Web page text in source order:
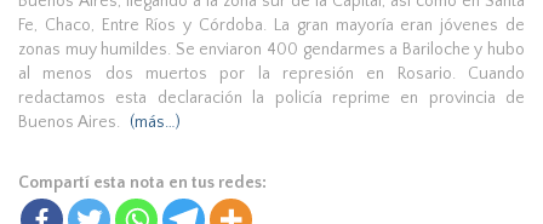
Fe, Chaco, Entre Ríos y Córdoba. La gran mayoría eran jóvenes de
zonas muy humildes. Se enviaron 400 gendarmes a Bariloche y hubo
al menos dos muertos por la represión en Rosario. Cuando
redactamos esta declaración la policía reprime en provincia de
Buenos Aires.
(más…)
Compartí esta nota en tus redes: